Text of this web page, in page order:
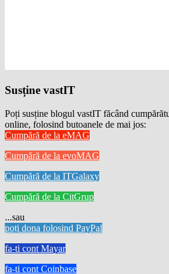
Susține vastIT
Poți susține blogul vastIT făcând
online, folosind butoanele de mai jos:
Cumpără de la eMAG
Cumpără de la evoMAG
Cumpără de la ITGalaxy
Cumpără de la CitGrup
...sau
poți dona folosind PayPal
fa-ti cont Mayar
fa-ti cont Coinbase